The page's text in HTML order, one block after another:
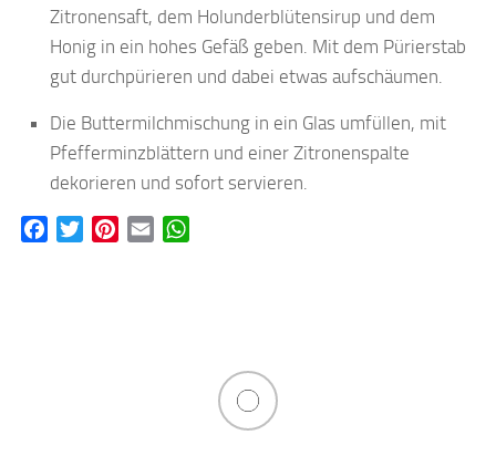
Zitronensaft, dem Holunderblütensirup und dem
Honig in ein hohes Gefäß geben. Mit dem Pürierstab
gut durchpürieren und dabei etwas aufschäumen.
Die Buttermilchmischung in ein Glas umfüllen, mit
Pfefferminzblättern und einer Zitronenspalte
dekorieren und sofort servieren.
FacebookTwitterPinterest
Email